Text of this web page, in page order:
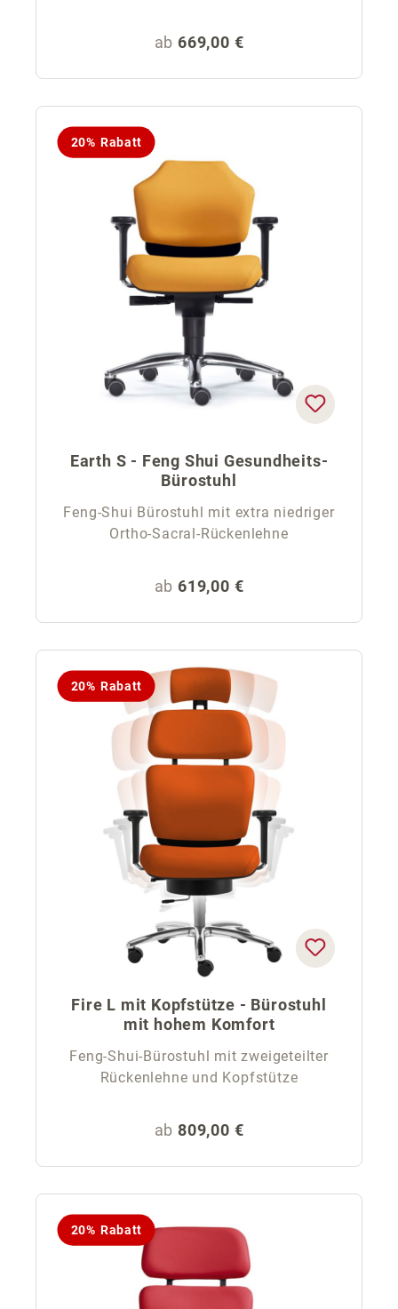
Regulärer Preis:
ab 669,00 €
20% Rabatt
Earth S - Feng Shui Gesundheits-
Bürostuhl
Feng-Shui Bürostuhl mit extra niedriger
Ortho-Sacral-Rückenlehne
Regulärer Preis:
ab 619,00 €
20% Rabatt
Fire L mit Kopfstütze - Bürostuhl
mit hohem Komfort
Feng-Shui-Bürostuhl mit zweigeteilter
Rückenlehne und Kopfstütze
Regulärer Preis:
ab 809,00 €
20% Rabatt